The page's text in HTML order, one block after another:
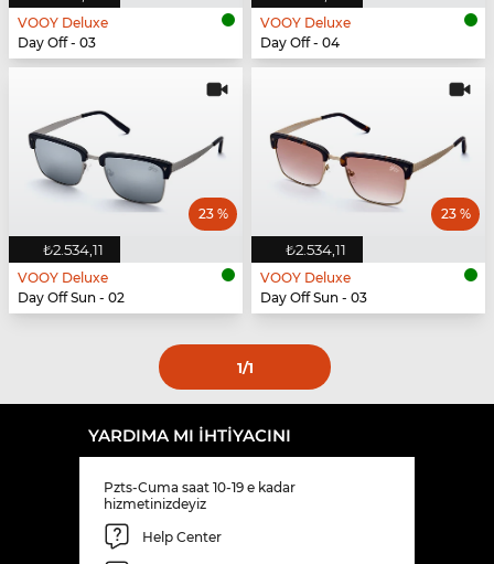
VOOY Deluxe
Day Off - 03
VOOY Deluxe
Day Off - 04
₺2.534,11
23 %
VOOY Deluxe
Day Off Sun - 02
₺2.534,11
23 %
VOOY Deluxe
Day Off Sun - 03
1/1
YARDIMA MI IHTIYACINI
Pzts-Cuma saat 10-19 e kadar
hizmetinizdeyiz
Help Center